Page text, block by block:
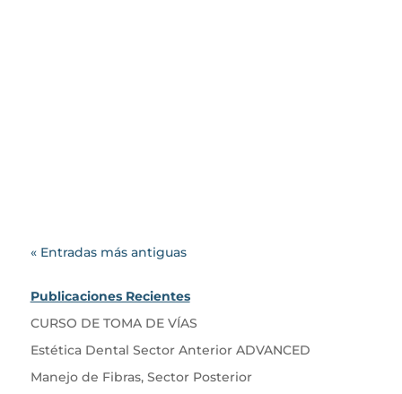
« Entradas más antiguas
Publicaciones Recientes
CURSO DE TOMA DE VÍAS
Estética Dental Sector Anterior ADVANCED
Manejo de Fibras, Sector Posterior